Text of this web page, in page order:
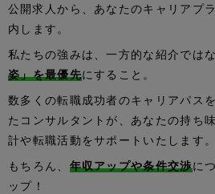
公開求人から、あなたのキャリアプ
内します。
私たちの強みは、一方的な紹介では
姿」を最優先にすること。
数多くの転職成功者のキャリアパス
たコンサルタントが、あなたの持ち
計や転職活動をサポートいたします。
もちろん、 年収アップや条件交渉に
ップ！